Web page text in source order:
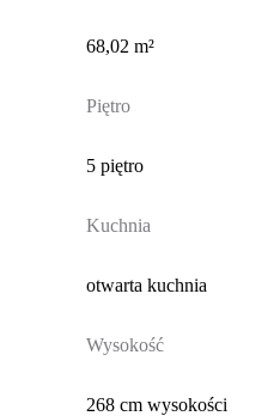
68,02 m²
Piętro
5 piętro
Kuchnia
otwarta kuchnia
Wysokość
268 cm wysokości